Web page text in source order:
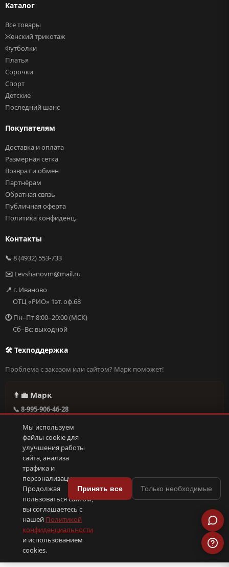
Каталог
Все товары
Женский трикотаж
Футболки
Платья
Сорочки
Спорт
Детские
Последний шанс
Покупателям
Доставка и оплата
Размерная сетка
Возврат и обмен
Партнёрам
Обратная связь
Публичная оферта
Политика конфиденц.
Контакты
📞 8 (4932) 553-733
✉️ Levshanovm@mail.ru
📍 г. Иваново
ОТЦ «РИО» 1эт. оф.68
🕐Пн–Пт 8:00–20:00 (МСК)
Сб–Вс: выходной
🛠 Техподдержка
Проблема с заказом или сайтом? Марк поможет!
👨‍💼 Марк
📞 8-995-906-46-28
🕐 Круглосуточно, без выходных
Написать в поддержку →
© 2026 С иголочки | 37. Все права защищены.
🛠 Поддержка·Оферта· 📦 YML-фид
Сделано в .su
Мы используем
файлы cookie для
улучшения работы
сайта, анализа
трафика и
персонализации.
Продолжая
пользоваться сайтом,
вы соглашаетесь с
нашей Политикой
конфиденциальности
и использованием
cookies.
Принять все Только необходимые